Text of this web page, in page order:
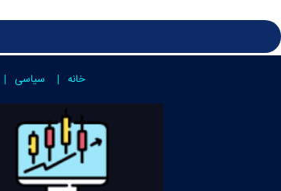
خانه سیاسی